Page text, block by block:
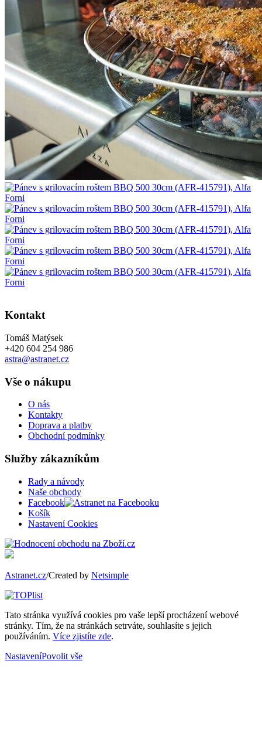
Kontakt
Tomáš Matýsek
+420 604 254 986
astra@astranet.cz
Vše o nákupu
O nás
Kontakty
Doprava a platby
Obchodní podmínky
Služby zákazníkům
Rady a návody
Naše obchody
Facebook
Košík
Nastavení Cookies
Astranet.cz/Created by Netsimple
Tato stránka využívá cookies pro vaše lepší procházení webové
stránky. Tím, že na stránkách setrváte, souhlasíte s jejich
používáním. Více zjistíte zde.
NastaveníPovolit vše